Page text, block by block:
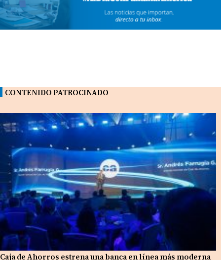
CONTENIDO PATROCINADO
Caja de Ahorros estrena una banca en línea más moderna